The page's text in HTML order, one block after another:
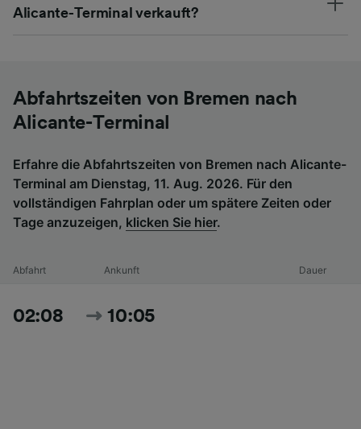
Alicante-Terminal verkauft?
Abfahrtszeiten von Bremen nach
Alicante-Terminal
Erfahre die Abfahrtszeiten von Bremen nach Alicante-
Terminal am Dienstag, 11. Aug. 2026. Für den
vollständigen Fahrplan oder um spätere Zeiten oder
Tage anzuzeigen, klicken Sie hier.
Abfahrt Ankunft Dauer
02:08 10:05